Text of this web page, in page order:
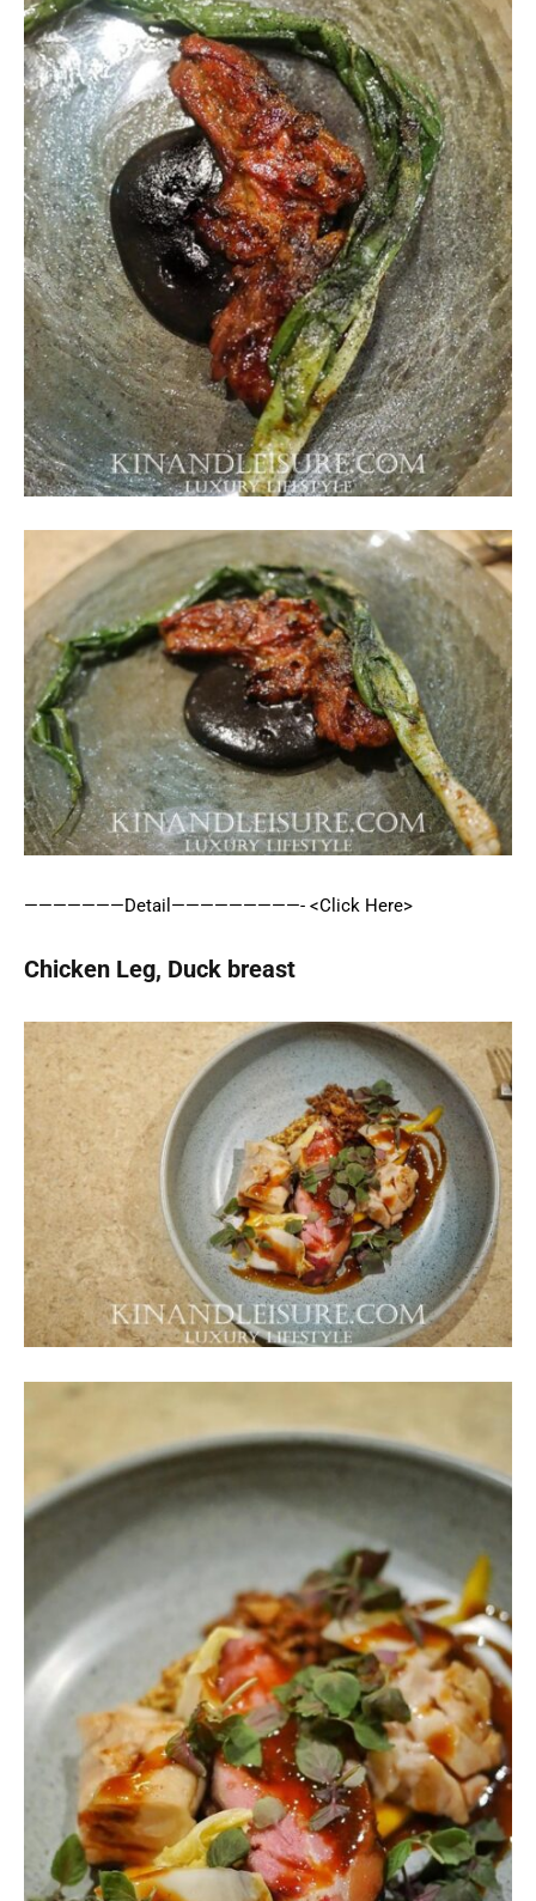
———————Detail—————————- <Click Here>
Chicken Leg, Duck breast